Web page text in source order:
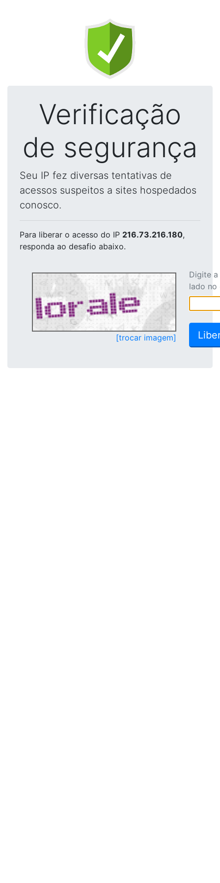
Verificação
de segurança
Seu IP fez diversas tentativas de
acessos suspeitos a sites hospedados
conosco.
Para liberar o acesso do IP 216.73.216.180,
responda ao desafio abaixo.
[trocar imagem]
Digite
lado no